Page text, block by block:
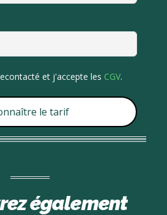
et j'accepte les CGV.
le tarif
également